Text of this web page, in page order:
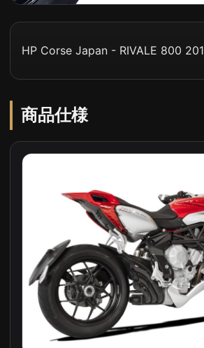
HP Corse Japan - RIVALE 800
商品仕様